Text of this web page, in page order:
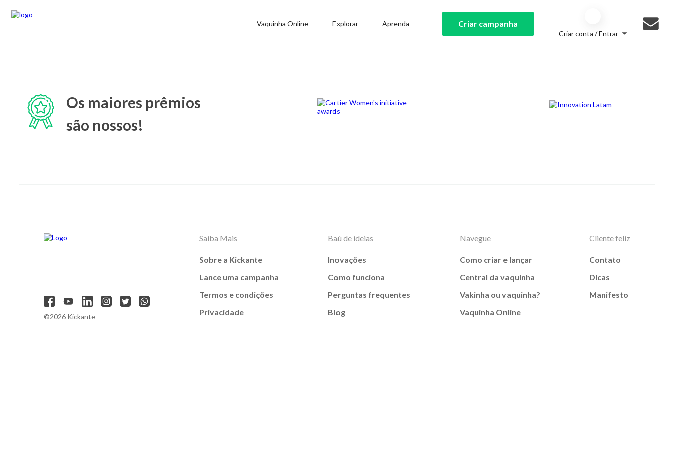
Vaquinha Online Explorar Aprenda Criar campanha
Criar conta / Entrar
Os maiores prêmios
são nossos!
©2026 Kickante
Saiba Mais
Sobre a Kickante
Lance uma campanha
Termos e condições
Privacidade
Baú de ideias
Inovações
Como funciona
Perguntas frequentes
Blog
Navegue
Como criar e lançar
Central da vaquinha
Vakinha ou vaquinha?
Vaquinha Online
Cliente feliz
Contato
Dicas
Manifesto